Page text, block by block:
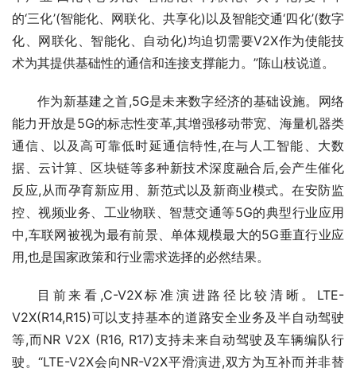
的‘三化’(智能化、网联化、共享化)以及智能交通‘四化’(数字
化、网联化、智能化、自动化)均迫切需要V2X作为使能技
术为其提供基础性的通信和连接支撑能力。”陈山枝说道。
作为新基建之首,5G是未来数字经济的基础设施。网络
能力开放是5G的标志性变革,其增强移动带宽、海量机器类
通信、以及高可靠低时延通信特性,在与人工智能、大数
据、云计算、区块链等多种新技术深度融合后,会产生催化
反应,从而孕育新应用、新范式以及新商业模式。在安防监
控、视频业务、工业物联、智慧交通等5G的典型行业应用
中,车联网被视为最有前景、单体规模最大的5G垂直行业应
用,也是国家政策和行业需求选择的必然结果。
目前来看,C-V2X标准演进路径比较清晰。LTE-
V2X(R14,R15)可以支持基本的道路安全业务及半自动驾驶
等,而NR V2X (R16, R17)支持未来自动驾驶及车辆编队行
驶。“LTE-V2X会向NR-V2X平滑演进,双方为互补而并非替